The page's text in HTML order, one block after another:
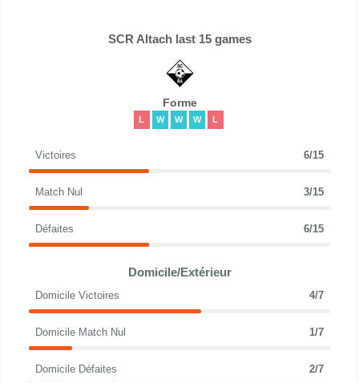
SCR Altach last 15 games
Forme
L W W W L
Victoires 6/15
Match Nul 3/15
Défaites 6/15
Domicile/Extérieur
Domicile Victoires 4/7
Domicile Match Nul 1/7
Domicile Défaites 2/7